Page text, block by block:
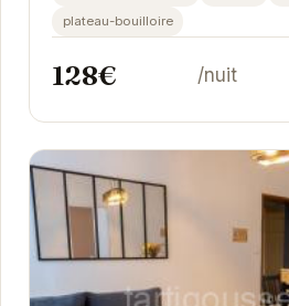
plateau-bouilloire
128€ /nuit